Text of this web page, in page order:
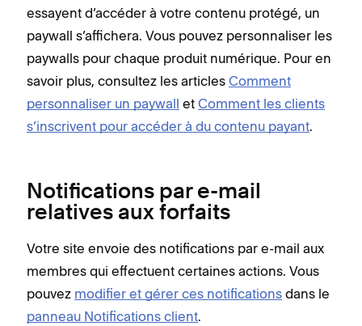
essayent d’accéder à votre contenu protégé, un
paywall s’affichera. Vous pouvez personnaliser les
paywalls pour chaque produit numérique. Pour en
savoir plus, consultez les articles Comment
personnaliser un paywall et Comment les clients
s’inscrivent pour accéder à du contenu payant.
Notifications par e-mail
relatives aux forfaits
Votre site envoie des notifications par e-mail aux
membres qui effectuent certaines actions. Vous
pouvez modifier et gérer ces notifications dans le
panneau Notifications client.